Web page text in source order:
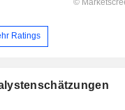
Ratings